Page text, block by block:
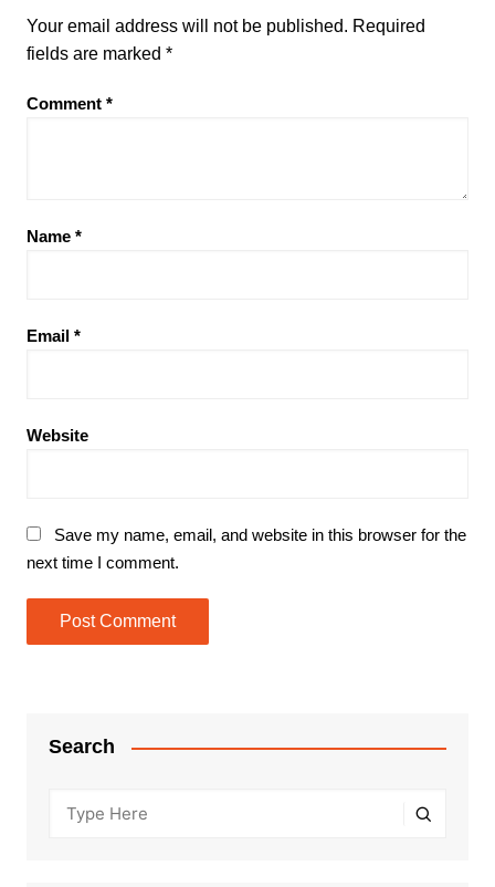
Your email address will not be published. Required
fields are marked *
Comment *
Name *
Email *
Website
Save my name, email, and website in this browser for the
next time I comment.
Search